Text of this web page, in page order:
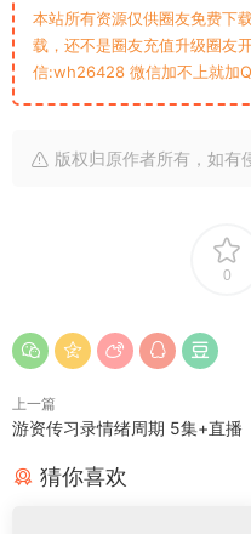
本站所有资源仅供圈友免费下
载，还不是圈友充值升级圈友
信:wh26428 微信加不上就加
版权归原作者所有，如有
0
上一篇
游资传习录情绪周期 5集+直播
猜你喜欢